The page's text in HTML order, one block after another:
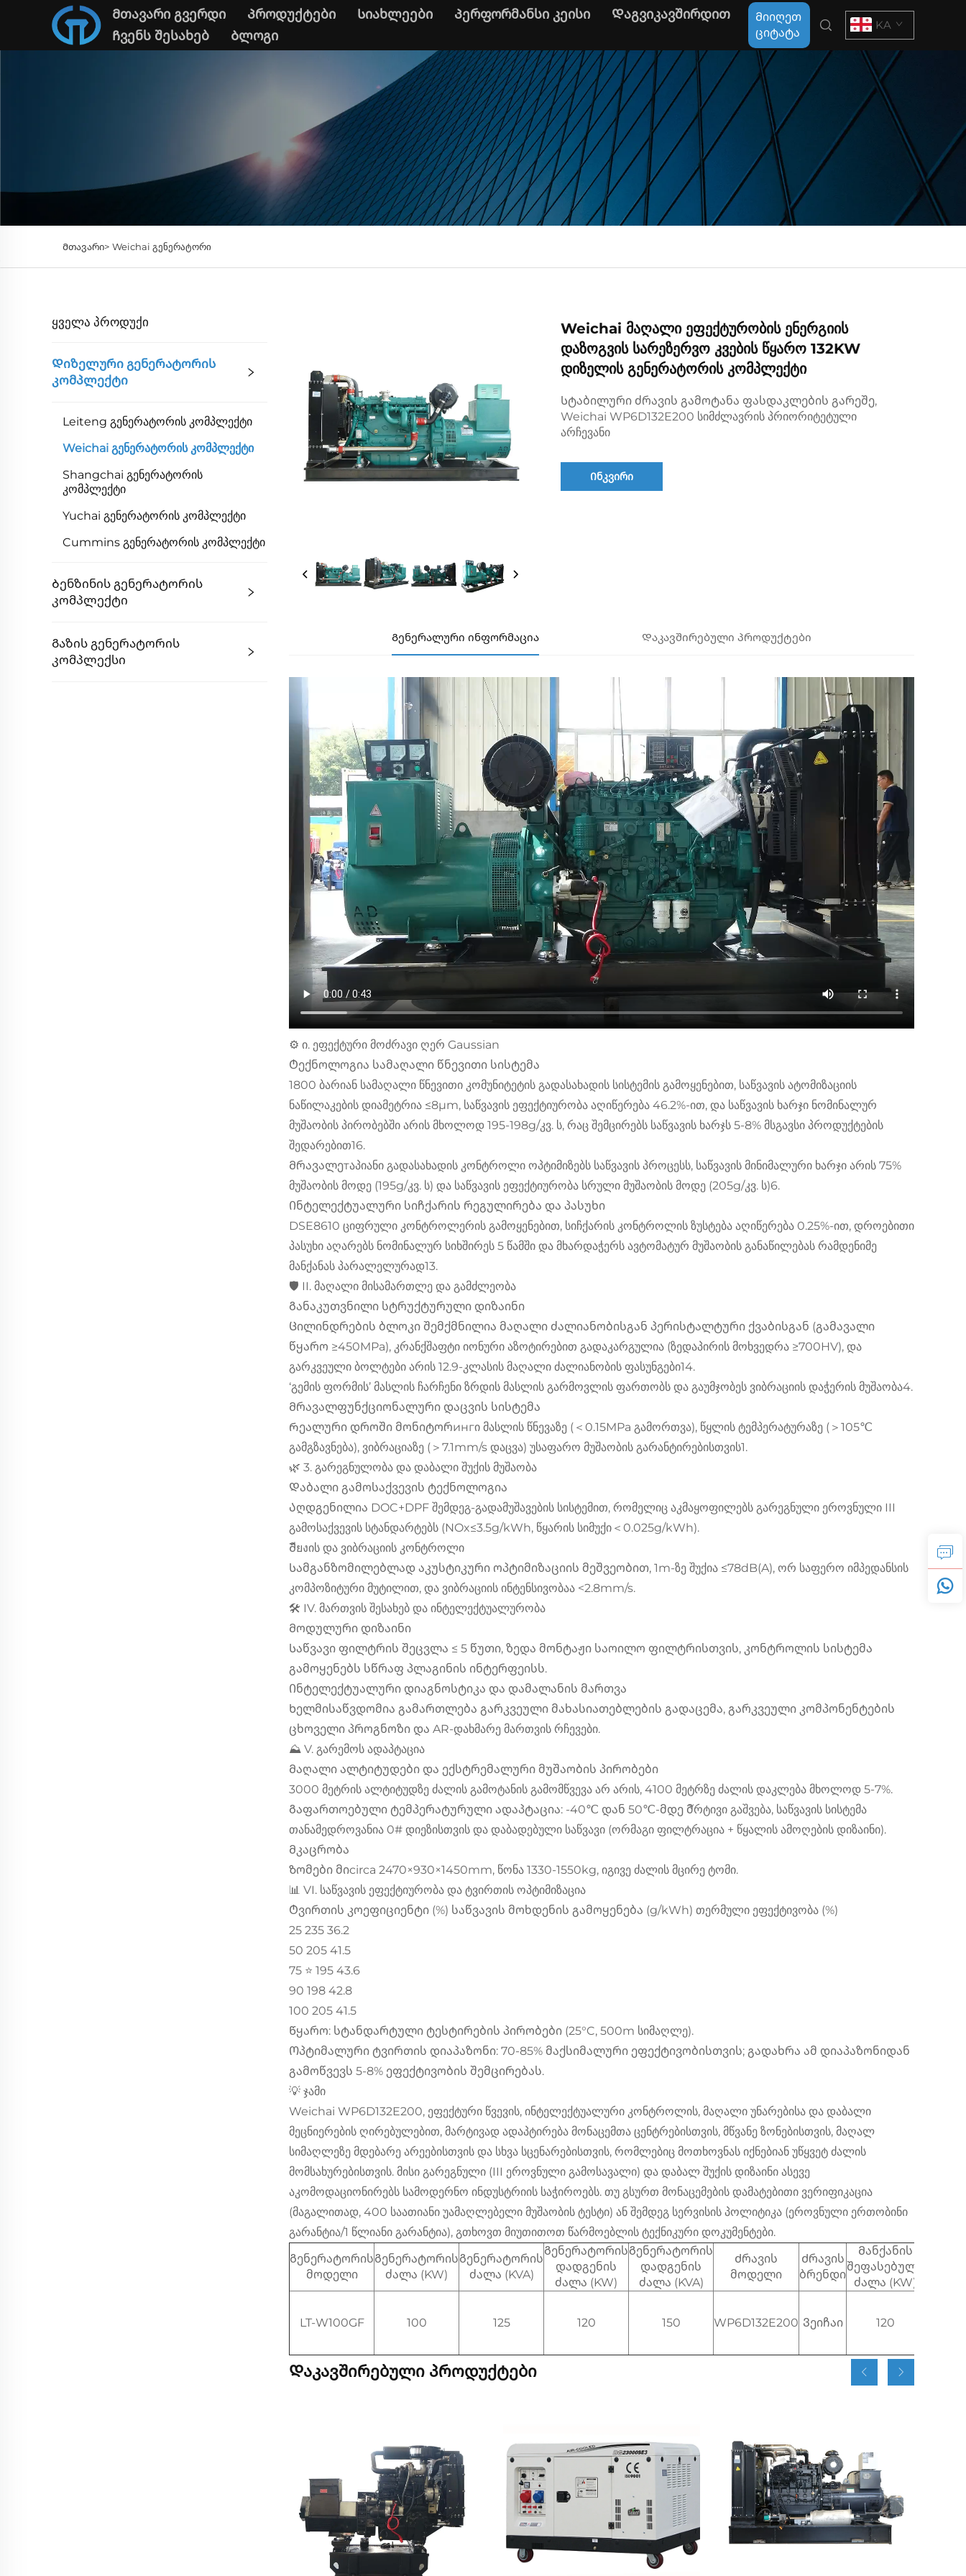
Მთავარი გვერდი Პროდუქტები Სიახლეები Პერფორმანსი კეისი
Დაგვიკავშირდით
Ჩვენს შესახებ
Ბლოგი
Მიიღეთ
ციტატა
KA
Მთავარი> Weichai გენერატორი
ᲧᲕᲔᲚᲐ ᲞᲠᲝᲓᲣᲥᲘ
Დიზელური Გენერატორის
Კომპლექტი
Leiteng Გენერატორის Კომპლექტი
Weichai Გენერატორის Კომპლექტი
Shangchai Გენერატორის
Კომპლექტი
Yuchai Გენერატორის Კომპლექტი
Cummins Გენერატორის Კომპლექტი
Ბენზინის Გენერატორის
Კომპლექტი
Გაზის Გენერატორის
Კომპლექსი
Weichai Მაღალი Ეფექტურობის Ენერგიის
Დაზოგვის Სარეზერვო Კვების Წყარო 132KW
Დიზელის Გენერატორის Კომპლექტი
Სტაბილური ძრავის გამოტანა ფასდაკლების გარეშე,
Weichai WP6D132E200 სიმძლავრის პრიორიტეტული
არჩევანი
Ინკვირი
Გენერალური ინფორმაცია Დაკავშირებული პროდუქტები
⚙️ ი. ეფექტური მოძრავი ღერ Gaussian
Ტექნოლოგია სამაღალი წნევითი სისტემა
1800 ბარიან სამაღალი წნევითი კომუნიტეტის გადასახადის სისტემის გამოყენებით, საწვავის ატომიზაციის
ნაწილაკების დიამეტრია ≤8μm, საწვავის ეფექტიურობა აღიწერება 46.2%-ით, და საწვავის ხარჯი ნომინალურ
მუშაობის პირობებში არის მხოლოდ 195-198g/კვ. ს, რაც შემცირებს საწვავის ხარჯს 5-8% მსგავსი პროდუქტების
შედარებით16.
Მრავალეтაპიანი გადასახადის კონტროლი ოპტიმიზებს საწვავის პროცესს, საწვავის მინიმალური ხარჯი არის 75%
მუშაობის მოდე (195g/კვ. ს) და საწვავის ეფექტიურობა სრული მუშაობის მოდე (205g/კვ. ს)6.
Ინტელექტუალური სიჩქარის რეგულირება და პასუხი
DSE8610 ციფრული კონტროლერის გამოყენებით, სიჩქარის კონტროლის ზუსტება აღიწერება 0.25%-ით, დროებითი
პასუხი აღარებს ნომინალურ სიხშირეს 5 წამში და მხარდაჭერს ავტომატურ მუშაობის განაწილებას რამდენიმე
მანქანას პარალელურად13.
🛡️ II. მაღალი მისამართლე და გამძლეობა
Განაკუთვნილი სტრუქტურული დიზაინი
Ცილინდრების ბლოკი შემქმნილია მაღალი ძალიანობისგან პერისტალტური ქვაბისგან (გამავალი
წყარო ≥450MPa), კრანქშაფტი იონური აზოტირებით გადაკარგულია (ზედაპირის მოხვედრა ≥700HV), და
გარკვეული ბოლტები არის 12.9-კლასის მაღალი ძალიანობის ფასუნგები14.
‘გემის ფორმის’ მასლის ჩარჩენი ზრდის მასლის გარმოვლის ფართობს და გაუმჯობეს ვიბრაციის დაჭერის მუშაობა4.
Მრავალფუნქციონალური დაცვის სისტემა
Რეალური დროში მონიტორингი მასლის წნევაზე (＜0.15MPa გამორთვა), წყლის ტემპერატურაზე (＞105℃
გამგზავნება), ვიბრაციაზე (＞7.1mm/s დაცვა) უსაფარო მუშაობის გარანტირებისთვის1.
🌿 3. გარეგნულობა და დაბალი შუქის მუშაობა
Დაბალი გამოსაქვევის ტექნოლოგია
Აღდგენილია DOC+DPF შემდეგ-გადამუშავების სისტემით, რომელიც აკმაყოფილებს გარეგნული ეროვნული III
გამოსაქვევის სტანდარტებს (NOx≤3.5g/kWh, წყარის სიმუქი＜0.025g/kWh).
Შียงის და ვიბრაციის კონტროლი
Სამგანზომილებლად აკუსტიკური ოპტიმიზაციის მეშვეობით, 1m-ზე შუქია ≤78dB(A), ორ საფერო იმპედანსის
კომპოზიტური მუტილით, და ვიბრაციის ინტენსივობაა <2.8mm/s.
🛠️ IV. მართვის შესახებ და ინტელექტუალურობა
Მოდულური დიზაინი
Საწვავი ფილტრის შეცვლა ≤ 5 წუთი, ზედა მონტაჟი საოილო ფილტრისთვის, კონტროლის სისტემა
გამოყენებს სწრაფ პლაგინის ინტერფეისს.
Ინტელექტუალური დიაგნოსტიკა და დამალანის მართვა
Ხელმისაწვდომია გამართლება გარკვეული მახასიათებლების გადაცემა, გარკვეული კომპონენტების
ცხოველი პროგნოზი და AR-დახმარე მართვის რჩევები.
⛰️ V. გარემოს ადაპტაცია
Მაღალი ალტიტუდები და ექსტრემალური მუშაობის პირობები
3000 მეტრის ალტიტუდზე ძალის გამოტანის გამომწვევა არ არის, 4100 მეტრზე ძალის დაკლება მხოლოდ 5-7%.
Გაფართოებული ტემპერატურული ადაპტაცია: -40℃ დან 50℃-მდე მัრტივი გაშვება, საწვავის სისტემა
თანამედროვანია 0# დიეზისთვის და დაბადებული საწვავი (ორმაგი ფილტრაცია + წყალის ამოღების დიზაინი).
Მკაცრობა
Ზომები მიcirca 2470×930×1450mm, წონა 1330-1550kg, იგივე ძალის მცირე ტომი.
📊 VI. საწვავის ეფექტიურობა და ტვირთის ოპტიმიზაცია
Ტვირთის კოეფიციენტი (%) საწვავის მოხდენის გამოყენება (g/kWh) თერმული ეფექტივობა (%)
25 235 36.2
50 205 41.5
75 ⭐️ 195 43.6
90 198 42.8
100 205 41.5
Წყარო: სტანდარტული ტესტირების პირობები (25°C, 500m სიმაღლე).
Ოპტიმალური ტვირთის დიაპაზონი: 70-85% მაქსიმალური ეფექტივობისთვის; გადახრა ამ დიაპაზონიდან
გამოწვევს 5-8% ეფექტივობის შემცირებას.
💡 ჯამი
Weichai WP6D132E200, ეფექტური წვევის, ინტელექტუალური კონტროლის, მაღალი უნარებისა და დაბალი
მეცნიერების ღირებულებით, მარტივად ადაპტირება მონაცემთა ცენტრებისთვის, მწვანე ზონებისთვის, მაღალ
სიმაღლეზე მდებარე არეებისთვის და სხვა სცენარებისთვის, რომლებიც მოთხოვნას იქნებიან უწყვეტ ძალის
მომსახურებისთვის. მისი გარეგნული (III ეროვნული გამოსავალი) და დაბალ შუქის დიზაინი ასევე
აკომოდაციონირებს სამოდერნო ინდუსტრიის საჭიროებს. თუ გსურთ მონაცემების დამატებითი ვერიფიკაცია
(მაგალითად, 400 საათიანი უამაღლებელი მუშაობის ტესტი) ან შემდეგ სერვისის პოლიტიკა (ეროვნული ერთობინი
გარანტია/1 წლიანი გარანტია), გთხოვთ მიუთითოთ წარმოებლის ტექნიკური დოკუმენტები.
Გენერატორის
მოდელი
Გენერატორის
ძალა (KW)
Გენერატორის
ძალა (KVA)
Გენერატორის
დადგენის
ძალა (KW)
Გენერატორის
დადგენის
ძალა (KVA)
Ძრავის
მოდელი
Ძრავის
ბრენდი
Მანქანის
შეფასებული
ძალა (KW)
LT-W100GF 100 125 120 150 WP6D132E200 Ვეიჩაი 120
Დაკავშირებული პროდუქტები